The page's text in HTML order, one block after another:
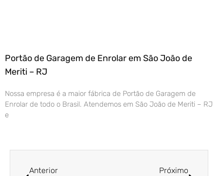
Portão de Garagem de Enrolar em São João de
Meriti – RJ
Nossa empresa é a maior fábrica de Portão de Garagem de
Enrolar de todo o Brasil. Atendemos em São João de Meriti – RJ
e
Anterior Próximo